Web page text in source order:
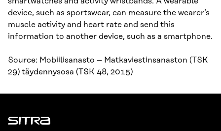
device, such as sportswear, can measure the wearer’s
muscle activity and heart rate and send this
information to another device, such as a smartphone.
Source: Mobiilisanasto – Matkaviestinsanaston (TSK
29) täydennysosa (TSK 48, 2015)
Sitra